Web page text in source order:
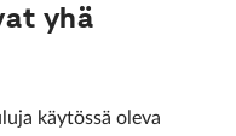
yhä
käytössä oleva